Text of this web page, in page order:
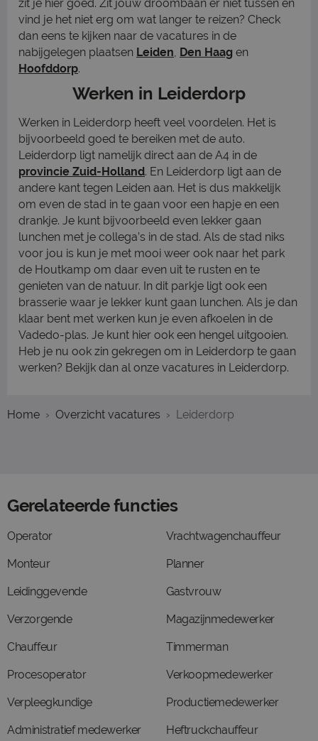
zit je hier goed. Zit jouw droombaan er niet tussen en
vind je het niet erg om wat langer te reizen? Check
dan eens te kijken naar de vacatures in de
nabijgelegen plaatsen Leiden, Den Haag en
Hoofddorp.
Werken in Leiderdorp
Werken in Leiderdorp heeft veel voordelen. Het is
bijvoorbeeld goed te bereiken met de auto.
Leiderdorp ligt namelijk direct aan de A4 in de
provincie Zuid-Holland. En Leiderdorp ligt aan de
andere kant tegen Leiden aan. Het is dus makkelijk
om even de stad in te gaan voor een hapje en een
drankje. Je kunt bijvoorbeeld even lekker gaan
lunchen met je collega’s in de stad. Als de stad niks
voor jou is kun je met mooi weer ook naar het park
de Houtkamp om daar even uit te rusten en te
genieten van de natuur. In dit parkje ligt ook een
brasserie waar je lekker kunt gaan lunchen. Als je dan
klaar bent met werken kun je even afkoelen in de
Vadedo-plas. Je kunt hier ook een hengel uitgooien.
Heb je nu ook zin gekregen om in Leiderdorp te gaan
werken? Bekijk dan al onze vacatures in Leiderdorp.
Home Overzicht vacatures Leiderdorp
Gerelateerde functies
Operator
Monteur
Leidinggevende
Verzorgende
Chauffeur
Procesoperator
Verpleegkundige
Administratief medewerker
Vrachtwagenchauffeur
Planner
Gastvrouw
Magazijnmedewerker
Timmerman
Verkoopmedewerker
Productiemedewerker
Heftruckchauffeur